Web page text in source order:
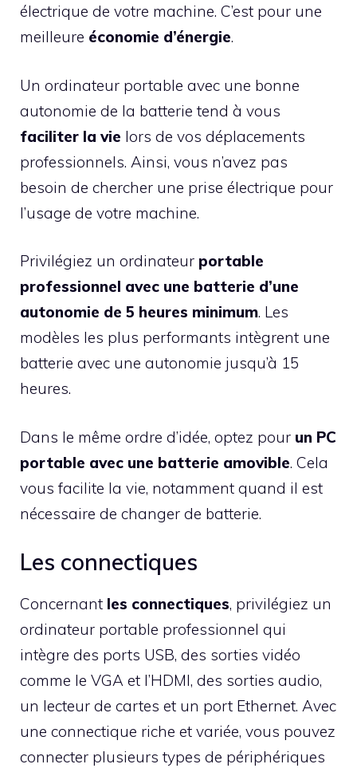
électrique de votre machine. C’est pour une
meilleure économie d’énergie.
Un ordinateur portable avec une bonne
autonomie de la batterie tend à vous
faciliter la vie lors de vos déplacements
professionnels. Ainsi, vous n’avez pas
besoin de chercher une prise électrique pour
l’usage de votre machine.
Privilégiez un ordinateur portable
professionnel avec une batterie d’une
autonomie de 5 heures minimum. Les
modèles les plus performants intègrent une
batterie avec une autonomie jusqu’à 15
heures.
Dans le même ordre d’idée, optez pour un PC
portable avec une batterie amovible. Cela
vous facilite la vie, notamment quand il est
nécessaire de changer de batterie.
Les connectiques
Concernant les connectiques, privilégiez un
ordinateur portable professionnel qui
intègre des ports USB, des sorties vidéo
comme le VGA et l’HDMI, des sorties audio,
un lecteur de cartes et un port Ethernet. Avec
une connectique riche et variée, vous pouvez
connecter plusieurs types de périphériques